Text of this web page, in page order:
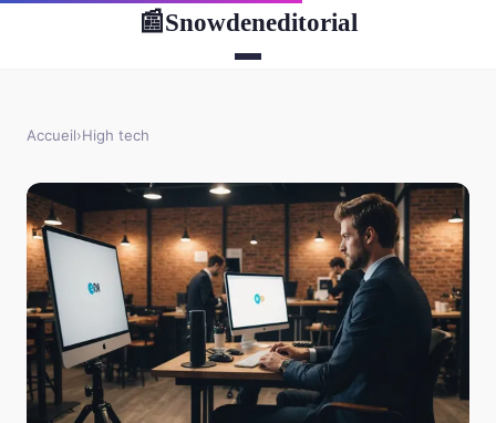
📰Snowdeneditorial
Accueil›High tech